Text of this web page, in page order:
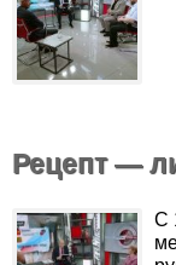
Рецепт —
С